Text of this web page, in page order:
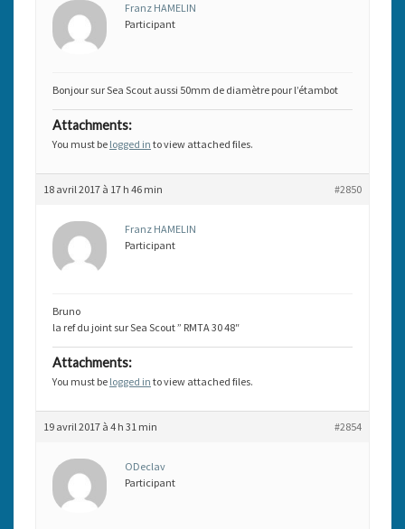
Franz HAMELIN
Participant
Bonjour sur Sea Scout aussi 50mm de diamètre pour l’étambot
Attachments:
You must be logged in to view attached files.
18 avril 2017 à 17 h 46 min #2850
Franz HAMELIN
Participant
Bruno
la ref du joint sur Sea Scout ” RMTA 30 48″
Attachments:
You must be logged in to view attached files.
19 avril 2017 à 4 h 31 min #2854
ODeclav
Participant